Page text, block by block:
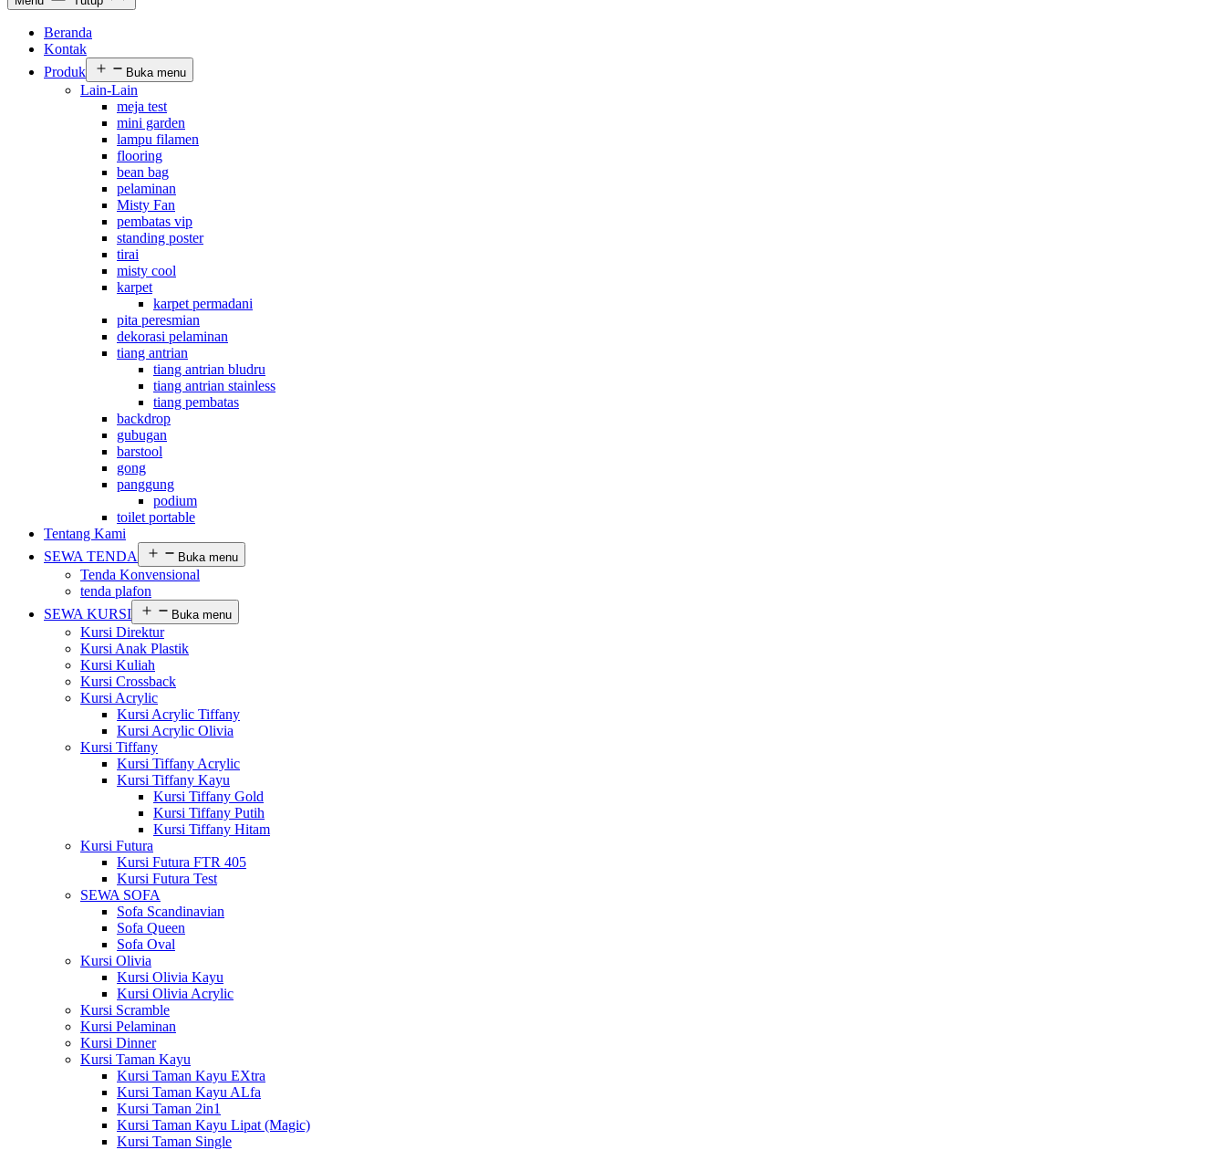
Beranda
Kontak
Produk
Buka menu
Lain-Lain
meja test
mini garden
lampu filamen
flooring
bean bag
pelaminan
Misty Fan
pembatas vip
standing poster
tirai
misty cool
karpet
karpet permadani
pita peresmian
dekorasi pelaminan
tiang antrian
tiang antrian bludru
tiang antrian stainless
tiang pembatas
backdrop
gubugan
barstool
gong
panggung
podium
toilet portable
Tentang Kami
SEWA TENDA
Buka menu
Tenda Konvensional
tenda plafon
SEWA KURSI
Buka menu
Kursi Direktur
Kursi Anak Plastik
Kursi Kuliah
Kursi Crossback
Kursi Acrylic
Kursi Acrylic Tiffany
Kursi Acrylic Olivia
Kursi Tiffany
Kursi Tiffany Acrylic
Kursi Tiffany Kayu
Kursi Tiffany Gold
Kursi Tiffany Putih
Kursi Tiffany Hitam
Kursi Futura
Kursi Futura FTR 405
Kursi Futura Test
SEWA SOFA
Sofa Scandinavian
Sofa Queen
Sofa Oval
Kursi Olivia
Kursi Olivia Kayu
Kursi Olivia Acrylic
Kursi Scramble
Kursi Pelaminan
Kursi Dinner
Kursi Taman Kayu
Kursi Taman Kayu EXtra
Kursi Taman Kayu ALfa
Kursi Taman 2in1
Kursi Taman Kayu Lipat (Magic)
Kursi Taman Single